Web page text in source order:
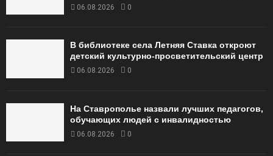
06.08.2026 0
В библиотеке села Летняя Ставка откроют
детский культурно-просветительский центр
06.08.2026 0
На Ставрополье назвали лучших педагогов,
обучающих людей с инвалидностью
06.08.2026 0